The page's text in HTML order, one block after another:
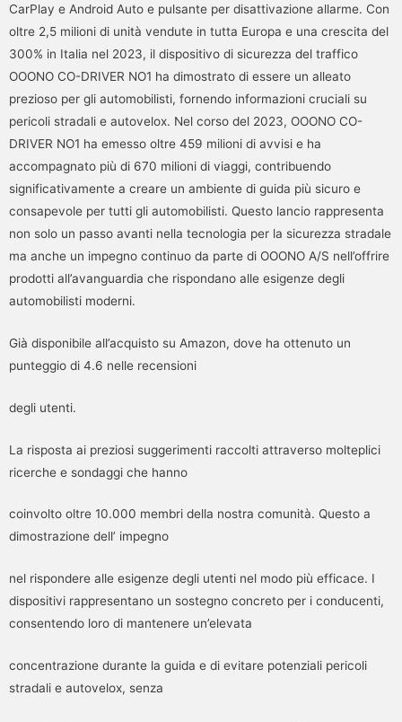
CarPlay e Android Auto e pulsante per disattivazione allarme. Con
oltre 2,5 milioni di unità vendute in tutta Europa e una crescita del
300% in Italia nel 2023, il dispositivo di sicurezza del traffico
OOONO CO-DRIVER NO1 ha dimostrato di essere un alleato
prezioso per gli automobilisti, fornendo informazioni cruciali su
pericoli stradali e autovelox. Nel corso del 2023, OOONO CO-
DRIVER NO1 ha emesso oltre 459 milioni di avvisi e ha
accompagnato più di 670 milioni di viaggi, contribuendo
significativamente a creare un ambiente di guida più sicuro e
consapevole per tutti gli automobilisti. Questo lancio rappresenta
non solo un passo avanti nella tecnologia per la sicurezza stradale
ma anche un impegno continuo da parte di OOONO A/S nell’offrire
prodotti all’avanguardia che rispondano alle esigenze degli
automobilisti moderni.
Già disponibile all’acquisto su Amazon, dove ha ottenuto un
punteggio di 4.6 nelle recensioni
degli utenti.
La risposta ai preziosi suggerimenti raccolti attraverso molteplici
ricerche e sondaggi che hanno
coinvolto oltre 10.000 membri della nostra comunità. Questo a
dimostrazione dell’ impegno
nel rispondere alle esigenze degli utenti nel modo più efficace. I
dispositivi rappresentano un sostegno concreto per i conducenti,
consentendo loro di mantenere un’elevata
concentrazione durante la guida e di evitare potenziali pericoli
stradali e autovelox, senza